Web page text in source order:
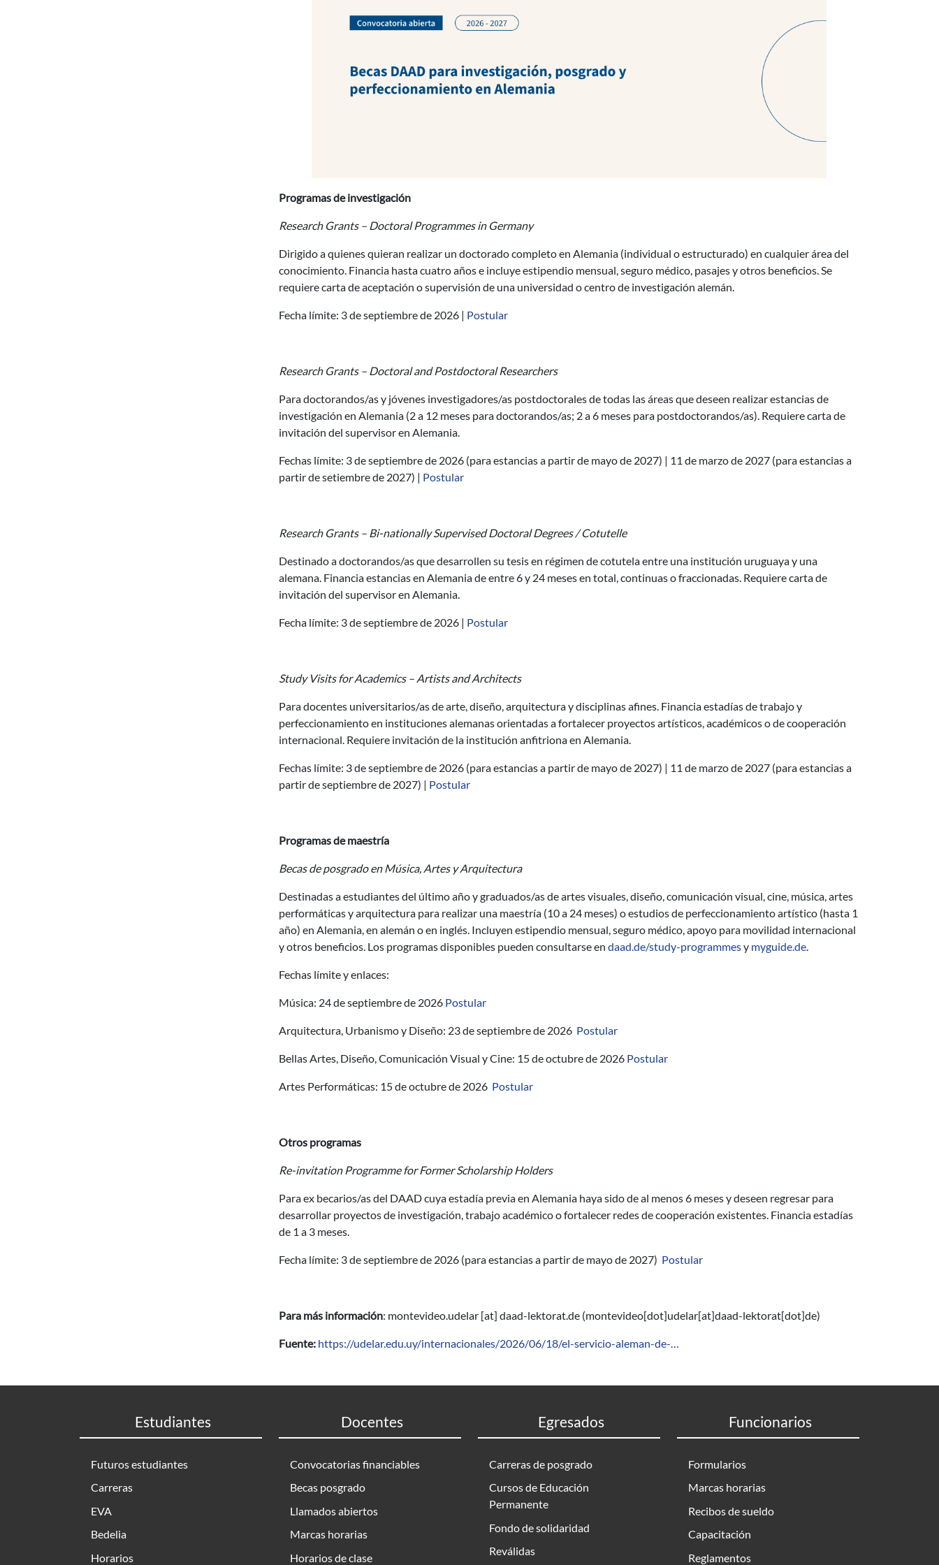
Programas de investigación
Research Grants – Doctoral Programmes in Germany
Dirigido a quienes quieran realizar un doctorado completo en Alemania (individual o estructurado) en cualquier área del
conocimiento. Financia hasta cuatro años e incluye estipendio mensual, seguro médico, pasajes y otros beneficios. Se
requiere carta de aceptación o supervisión de una universidad o centro de investigación alemán.
Fecha límite: 3 de septiembre de 2026 | Postular
Research Grants – Doctoral and Postdoctoral Researchers
Para doctorandos/as y jóvenes investigadores/as postdoctorales de todas las áreas que deseen realizar estancias de
investigación en Alemania (2 a 12 meses para doctorandos/as; 2 a 6 meses para postdoctorandos/as). Requiere carta de
invitación del supervisor en Alemania.
Fechas límite: 3 de septiembre de 2026 (para estancias a partir de mayo de 2027) | 11 de marzo de 2027 (para estancias a
partir de setiembre de 2027) | Postular
Research Grants – Bi-nationally Supervised Doctoral Degrees / Cotutelle
Destinado a doctorandos/as que desarrollen su tesis en régimen de cotutela entre una institución uruguaya y una
alemana. Financia estancias en Alemania de entre 6 y 24 meses en total, continuas o fraccionadas. Requiere carta de
invitación del supervisor en Alemania.
Fecha límite: 3 de septiembre de 2026 | Postular
Study Visits for Academics – Artists and Architects
Para docentes universitarios/as de arte, diseño, arquitectura y disciplinas afines. Financia estadías de trabajo y
perfeccionamiento en instituciones alemanas orientadas a fortalecer proyectos artísticos, académicos o de cooperación
internacional. Requiere invitación de la institución anfitriona en Alemania.
Fechas límite: 3 de septiembre de 2026 (para estancias a partir de mayo de 2027) | 11 de marzo de 2027 (para estancias a
partir de septiembre de 2027) | Postular
Programas de maestría
Becas de posgrado en Música, Artes y Arquitectura
Destinadas a estudiantes del último año y graduados/as de artes visuales, diseño, comunicación visual, cine, música, artes
performáticas y arquitectura para realizar una maestría (10 a 24 meses) o estudios de perfeccionamiento artístico (hasta 1
año) en Alemania, en alemán o en inglés. Incluyen estipendio mensual, seguro médico, apoyo para movilidad internacional
y otros beneficios. Los programas disponibles pueden consultarse en daad.de/study-programmesy myguide.de
Fechas límite y enlaces:
Música: 24 de septiembre de 2026 Postular
Arquitectura, Urbanismo y Diseño: 23 de septiembre de 2026 Postular
Bellas Artes, Diseño, Comunicación Visual y Cine: 15 de octubre de 2026 Postular
Artes Performáticas: 15 de octubre de 2026 Postular
Otros programas
Re-invitation Programme for Former Scholarship Holders
Para ex becarios/as del DAAD cuya estadía previa en Alemania haya sido de al menos 6 meses y deseen regresar para
desarrollar proyectos de investigación, trabajo académico o fortalecer redes de cooperación existentes. Financia estadías
de 1 a 3 meses.
Fecha límite: 3 de septiembre de 2026 (para estancias a partir de mayo de 2027) Postular
Para más información: montevideo.udelar [at] daad-lektorat.de (montevideo[dot]udelar[at]daad-lektorat[dot]de)
Fuente: https://udelar.edu.uy/internacionales/2026/06/18/el-servicio-aleman-de-…
Estudiantes
Futuros estudiantes
Carreras
EVA
Bedelia
Horarios
Docentes
Convocatorias financiables
Becas posgrado
Llamados abiertos
Marcas horarias
Horarios de clase
Egresados
Carreras de posgrado
Cursos de Educación
Permanente
Fondo de solidaridad
Reválidas
Funcionarios
Formularios
Marcas horarias
Recibos de sueldo
Capacitación
Reglamentos